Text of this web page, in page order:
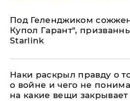
Под Геленджиком
Купол Гарант",
Starlink
Наки раскрыл правду о
о войне и чего не
на какие вещи закрывает